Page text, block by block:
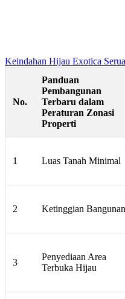
Keindahan Hijau Exotica
No.
Panduan
Pembangunan
Terbaru dalam
Peraturan Zonasi
Properti
1 Luas Tanah Minimal
2 Ketinggian Bangunan
3
Penyediaan Area
Terbuka Hijau